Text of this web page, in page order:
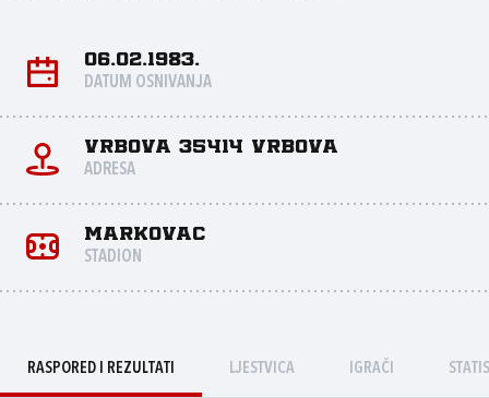
06.02.1983.
DATUM OSNIVANJA
Vrbova 35414 Vrbova
ADRESA
MARKOVAC
STADION
RASPORED I REZULTATI LJESTVICA IGRAČI